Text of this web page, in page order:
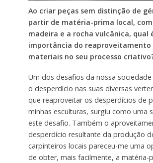
Ao criar peças sem distinção de
partir de matéria-prima local,
madeira e a rocha vulcânica, qual
importância do reaproveitamento
materiais no seu processo
Um dos desafios da nossa
o desperdício nas suas diversas
que reaproveitar os desperdícios de
minhas esculturas, surgiu como uma
este desafio. Também o
desperdício resultante da produção
carpinteiros locais pareceu-me uma
de obter, mais facilmente, a matéria-